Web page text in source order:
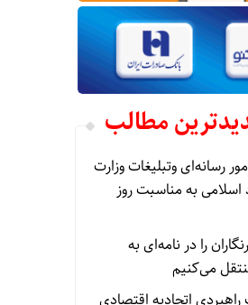
مطالب
رسانه‌ای وتبلیغات وزارت
به مناسبت روز
را در نامه‌ای به
می‌کنیم